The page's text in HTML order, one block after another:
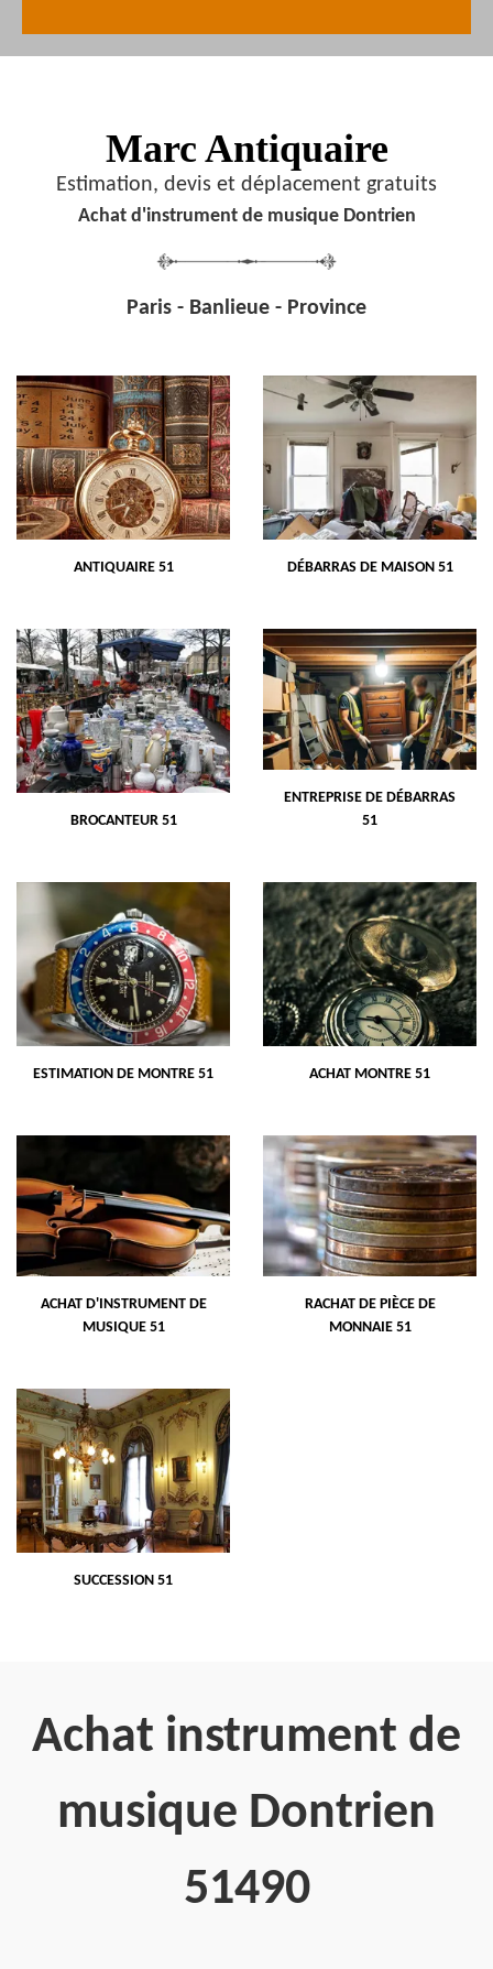
Marc Antiquaire
Estimation, devis et déplacement gratuits
Achat d'instrument de musique Dontrien
Paris - Banlieue - Province
ANTIQUAIRE 51 DÉBARRAS DE MAISON 51
BROCANTEUR 51
ENTREPRISE DE DÉBARRAS
51
ESTIMATION DE MONTRE 51 ACHAT MONTRE 51
ACHAT D'INSTRUMENT DE
MUSIQUE 51
RACHAT DE PIÈCE DE
MONNAIE 51
SUCCESSION 51
Achat instrument de
musique Dontrien
51490